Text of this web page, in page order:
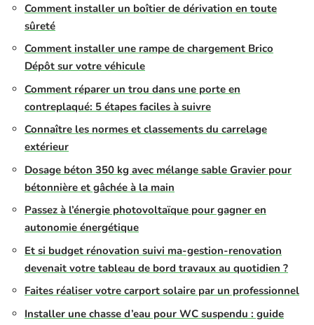
Comment installer un boîtier de dérivation en toute
sûreté
Comment installer une rampe de chargement Brico
Dépôt sur votre véhicule
Comment réparer un trou dans une porte en
contreplaqué: 5 étapes faciles à suivre
Connaître les normes et classements du carrelage
extérieur
Dosage béton 350 kg avec mélange sable Gravier pour
bétonnière et gâchée à la main
Passez à l’énergie photovoltaïque pour gagner en
autonomie énergétique
Et si budget rénovation suivi ma-gestion-renovation
devenait votre tableau de bord travaux au quotidien ?
Faites réaliser votre carport solaire par un professionnel
Installer une chasse d’eau pour WC suspendu : guide